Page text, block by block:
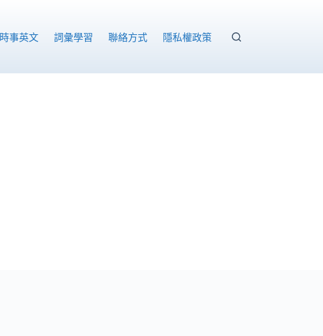
時事英文 詞彙學習 聯絡方式 隱私權政策